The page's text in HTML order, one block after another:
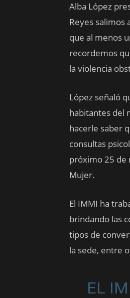
Alba López
Reyes salimos
que al menos
recordemos
la violencia
López señaló
habitantes del
hacerle saber
consultas
próximo 25 de
Mujer.
El IMMI ha
brindando las
tipos de
la sede, entre
EL